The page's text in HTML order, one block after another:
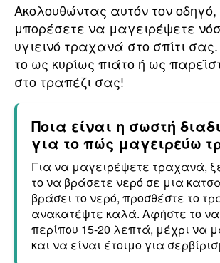
Ακολουθώντας αυτόν τον
μπορέσετε να μαγειρέψετε
υγιεινό τραχανά στο σπίτι
το ως κυρίως πιάτο ή ως
στο τραπέζι σας!
Ποια είναι η σωστή
για το πώς μαγειρεύω
Για να μαγειρέψετε τραχανά,
το να βράσετε νερό σε μια
βράσει το νερό, προσθέστε το
ανακατέψτε καλά. Αφήστε το να
περίπου 15-20 λεπτά, μέχρι να
και να είναι έτοιμο για